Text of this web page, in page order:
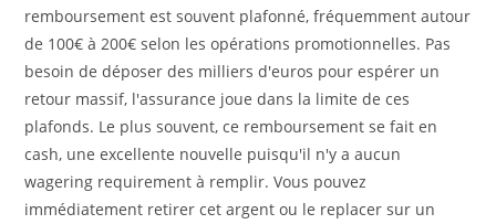
remboursement est souvent plafonné, fréquemment autour
de 100€ à 200€ selon les opérations promotionnelles. Pas
besoin de déposer des milliers d'euros pour espérer un
retour massif, l'assurance joue dans la limite de ces
plafonds. Le plus souvent, ce remboursement se fait en
cash, une excellente nouvelle puisqu'il n'y a aucun
wagering requirement à remplir. Vous pouvez
immédiatement retirer cet argent ou le replacer sur un